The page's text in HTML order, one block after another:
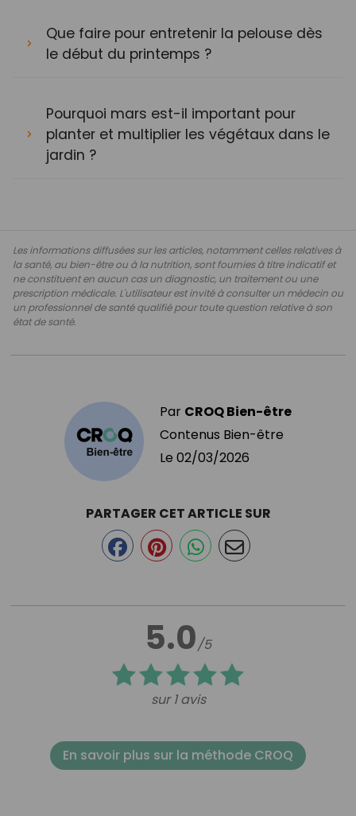
Que faire pour entretenir la pelouse dès
le début du printemps ?
Pourquoi mars est-il important pour
planter et multiplier les végétaux dans le
jardin ?
Les informations diffusées sur les articles, notamment celles relatives à
la santé, au bien-être ou à la nutrition, sont fournies à titre indicatif et
ne constituent en aucun cas un diagnostic, un traitement ou une
prescription médicale. L'utilisateur est invité à consulter un médecin ou
un professionnel de santé qualifié pour toute question relative à son
état de santé.
Par CROQ Bien-être
Contenus Bien-être
Le 02/03/2026
5.0/5
sur 1 avis
PARTAGER CET ARTICLE SUR
En savoir plus sur la méthode CROQ